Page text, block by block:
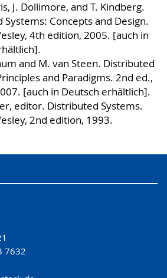
J. Dollimore, and T. Kindberg.
Systems: Concepts and Design.
4th edition, 2005. [auch in
and M. van Steen. Distributed
and Paradigms. 2nd ed.,
[auch in Deutsch erhältlich].
editor. Distributed Systems.
2nd edition, 1993.
7632